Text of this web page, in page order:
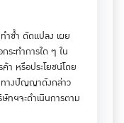
กล่าวตลอดจน
ติ ข้อมูลส่วนตัวที่
อท่านมีข้อสงสัยหรือ
านั้น หากท่านระบุ
ต่าง ๆของบริษัทฯ
ง ๆ บริษัทฯจะแจ้ง
ำซ้ำ ดัดแปลง เผย
ระทำการใด ๆ ใน
า หรือประโยชน์โดย
ทางปัญญาดังกล่าว
ทฯจะดำเนินการตาม